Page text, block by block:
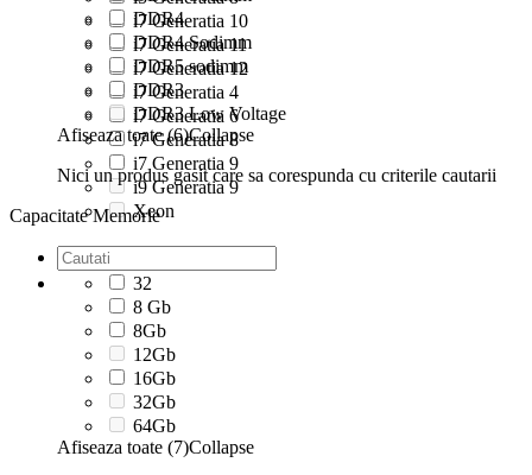
i7 Generatia 10
i7 Generatia 11
i7 Generatia 12
i7 Generatia 4
i7 Generatia 6
i7 Generatia 8
i7 Generatia 9
i9 Generatia 9
Xeon
DDR4
DDR4 Sodimm
DDR5 sodimm
DDR3
DDR3 Low Voltage
Afiseaza toate (6)Collapse
Nici un produs gasit care sa corespunda cu criterile cautarii
Capacitate Memorie
32
8 Gb
8Gb
12Gb
16Gb
32Gb
64Gb
Afiseaza toate (7)Collapse